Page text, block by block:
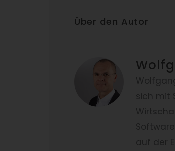
Über den Autor